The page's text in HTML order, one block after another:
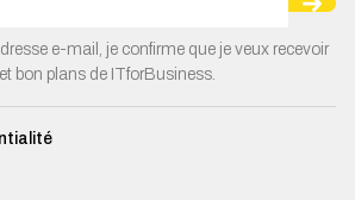
e-mail, je confirme que je veux recevoir
bon plans de ITforBusiness.